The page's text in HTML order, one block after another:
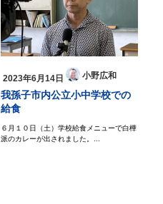
2023年6月14日 小野広和
我孫子市内公立小中学校での
給食
６月１０日（土）学校給食メニューで白樺
派のカレーが出されました。...